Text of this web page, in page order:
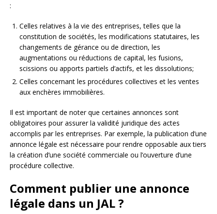
:
Celles relatives à la vie des entreprises, telles que la
constitution de sociétés, les modifications statutaires, les
changements de gérance ou de direction, les
augmentations ou réductions de capital, les fusions,
scissions ou apports partiels d’actifs, et les dissolutions;
Celles concernant les procédures collectives et les ventes
aux enchères immobilières.
Il est important de noter que certaines annonces sont
obligatoires pour assurer la validité juridique des actes
accomplis par les entreprises. Par exemple, la publication d’une
annonce légale est nécessaire pour rendre opposable aux tiers
la création d’une société commerciale ou l’ouverture d’une
procédure collective.
Comment publier une annonce
légale dans un JAL ?